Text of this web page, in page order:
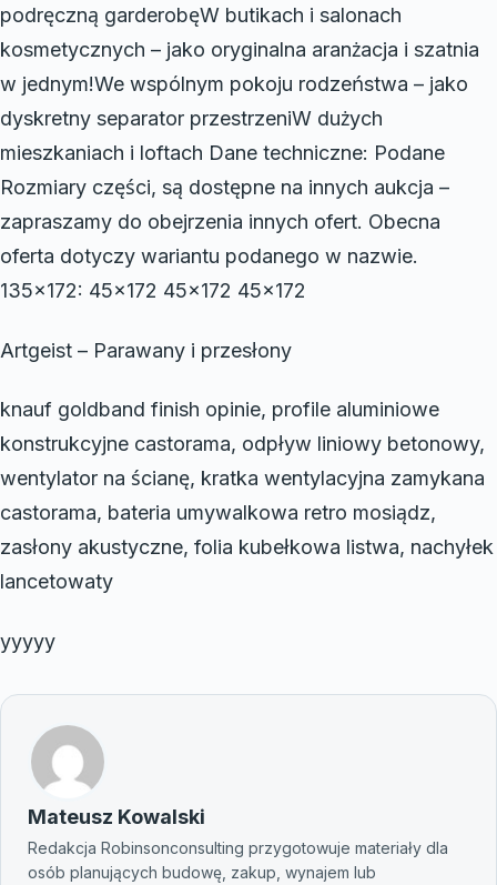
podręczną garderobęW butikach i salonach
kosmetycznych – jako oryginalna aranżacja i szatnia
w jednym!We wspólnym pokoju rodzeństwa – jako
dyskretny separator przestrzeniW dużych
mieszkaniach i loftach Dane techniczne: Podane
Rozmiary części, są dostępne na innych aukcja –
zapraszamy do obejrzenia innych ofert. Obecna
oferta dotyczy wariantu podanego w nazwie.
135×172: 45×172 45×172 45×172
Artgeist – Parawany i przesłony
knauf goldband finish opinie, profile aluminiowe
konstrukcyjne castorama, odpływ liniowy betonowy,
wentylator na ścianę, kratka wentylacyjna zamykana
castorama, bateria umywalkowa retro mosiądz,
zasłony akustyczne, folia kubełkowa listwa, nachyłek
lancetowaty
yyyyy
Mateusz Kowalski
Redakcja Robinsonconsulting przygotowuje materiały dla
osób planujących budowę, zakup, wynajem lub